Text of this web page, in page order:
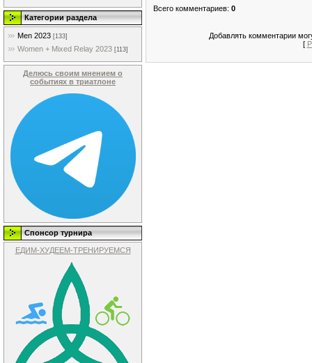
Категории раздела
Men 2023 [133]
Women + Mixed Relay 2023 [113]
Делюсь своим мнением о
событиях в триатлоне
Спонсор турнира
ЕДИМ-ХУДЕЕМ-ТРЕНИРУЕМСЯ
Всего комментариев: 0
Добавлять комментарии
[